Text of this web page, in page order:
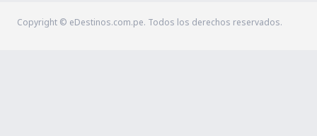
Copyright © eDestinos.com.pe. Todos los derechos reservados.